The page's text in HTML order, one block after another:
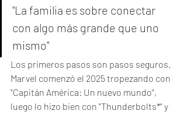
"La familia es sobre conectar
con algo más grande que uno
mismo"
Los primeros pasos son pasos seguros.
Marvel comenzó el 2025 tropezando con
"Capitán América: Un nuevo mundo",
luego lo hizo bien con "Thunderbolts*" y